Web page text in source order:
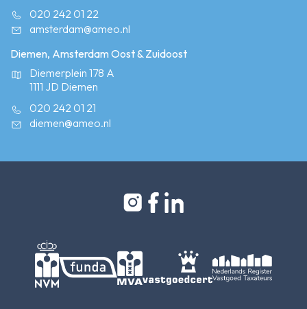
020 242 01 22
amsterdam@ameo.nl
Diemen, Amsterdam Oost & Zuidoost
Diemerplein 178 A
1111 JD Diemen
020 242 01 21
diemen@ameo.nl